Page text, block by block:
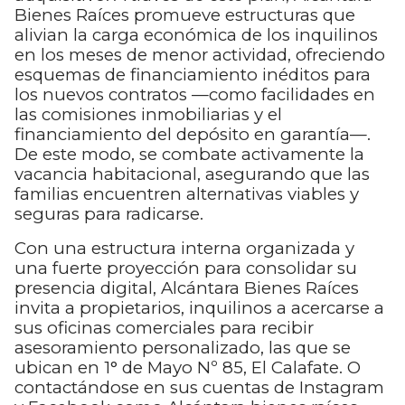
Bienes Raíces promueve estructuras que
alivian la carga económica de los inquilinos
en los meses de menor actividad, ofreciendo
esquemas de financiamiento inéditos para
los nuevos contratos —como facilidades en
las comisiones inmobiliarias y el
financiamiento del depósito en garantía—.
De este modo, se combate activamente la
vacancia habitacional, asegurando que las
familias encuentren alternativas viables y
seguras para radicarse.
Con una estructura interna organizada y
una fuerte proyección para consolidar su
presencia digital, Alcántara Bienes Raíces
invita a propietarios, inquilinos a acercarse a
sus oficinas comerciales para recibir
asesoramiento personalizado, las que se
ubican en 1° de Mayo Nº 85, El Calafate. O
contactándose en sus cuentas de Instagram